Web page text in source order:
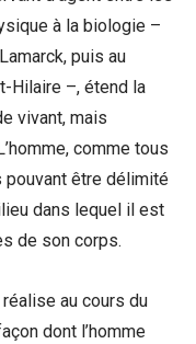
à la biologie –
puis au
Hilaire –, étend la
vivant, mais
comme tous
être délimité
dans lequel il est
de son corps.
au cours du
dont l’homme